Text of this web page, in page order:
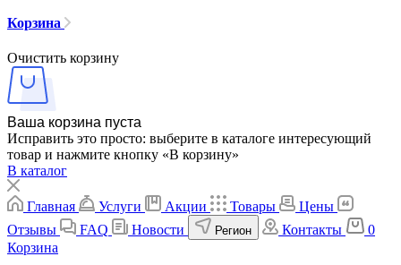
Корзина
Очистить корзину
Ваша корзина пуста
Исправить это просто: выберите в каталоге интересующий
товар и нажмите кнопку «В корзину»
В каталог
Главная Услуги Акции Товары
Цены
Отзывы
FAQ Новости Регион Контакты
0
Корзина